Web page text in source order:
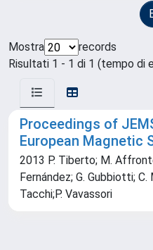
Mostra
records
Risultati 1 - 1 di 1 (tempo di
Proceedings of
European Magnetic
2013 P. Tiberto; M.
Fernández; G. Gubbiotti;
Tacchi;P. Vavassori